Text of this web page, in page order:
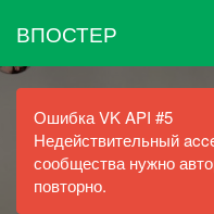
ВПОСТЕР
Ошибка VK API #5
Недействительный
сообщества нужно
повторно.